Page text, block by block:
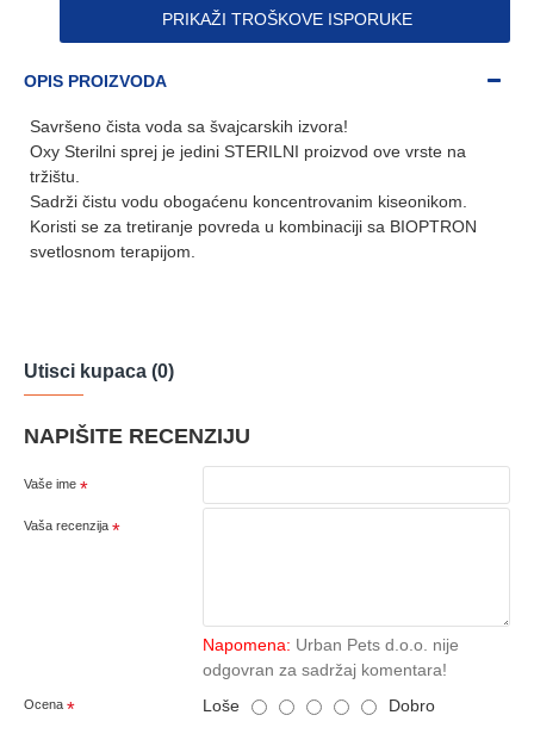
PRIKAŽI TROŠKOVE ISPORUKE
OPIS PROIZVODA
Savršeno čista voda sa švajcarskih izvora!
Oxy Sterilni sprej je jedini STERILNI proizvod ove vrste na
tržištu.
Sadrži čistu vodu obogaćenu koncentrovanim kiseonikom.
Koristi se za tretiranje povreda u kombinaciji sa BIOPTRON
svetlosnom terapijom.
Utisci kupaca (0)
NAPIŠITE RECENZIJU
Vaše ime
Vaša recenzija
Napomena: Urban Pets d.o.o. nije
odgovran za sadržaj komentara!
Ocena Loše Dobro